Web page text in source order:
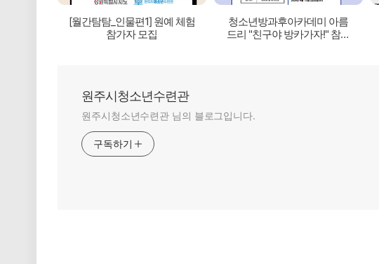
[월간탐탐_인물편1] 원예 체험
참가자 모집
청소년방과후아카데미 아름
드리 "친구야 방카가자!" 참가
원주시청소년수련관
원주시청소년수련관 님의 블로그입니다.
구독하기